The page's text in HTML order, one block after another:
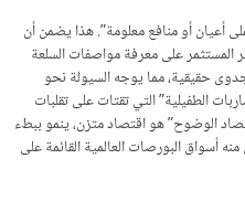
أعيان أو منافع معلومة”. هذا يضمن أن
المستثمر على معرفة مواصفات السلعة
حقيقية، مما يوجه السيولة نحو
الطفيلية” التي تقتات على تقلبات
الوضوح” هو اقتصاد متزن، ينمو ببطء
أسواق البورصات العالمية القائمة على